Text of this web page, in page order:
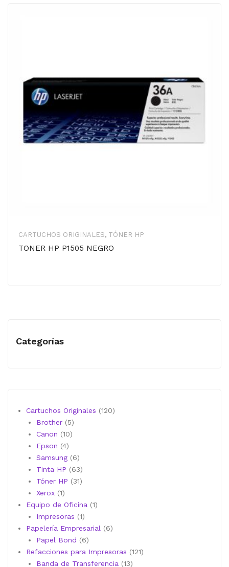
CARTUCHOS ORIGINALES, TÓNER HP
TONER HP P1505 NEGRO
Categorías
Cartuchos Originales 120120
Brother 55
productos
Canon 1010
Epson 44
productos
Samsung 66
productos
Tinta HP 6363
productos
Tóner HP 3131
Xerox 11
producto
Equipo de Oficina 11
Impresoras 11
producto
Papelería Empresarial 66
Papel Bond 66
productos
Refacciones para Impresoras 121121
Banda de Transferencia 1313